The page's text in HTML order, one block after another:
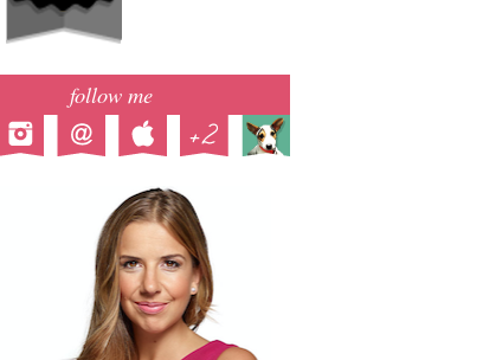
follow me